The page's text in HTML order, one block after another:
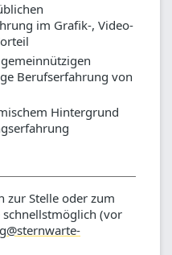
im Grafik-, Video-
Berufserfahrung von
Hintergrund
zur Stelle oder zum
(vor